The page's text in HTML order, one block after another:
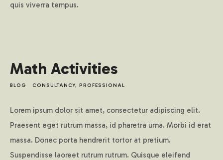
quis viverra tempus.
Math Activities
BLOG CONSULTANCY, PROFESSIONAL
Lorem ipsum dolor sit amet, consectetur adipiscing elit.
Praesent eget rutrum massa, id pharetra urna. Morbi id erat
massa. Donec porta hendrerit tortor at pretium.
Suspendisse laoreet rutrum rutrum. Quisque eleifend